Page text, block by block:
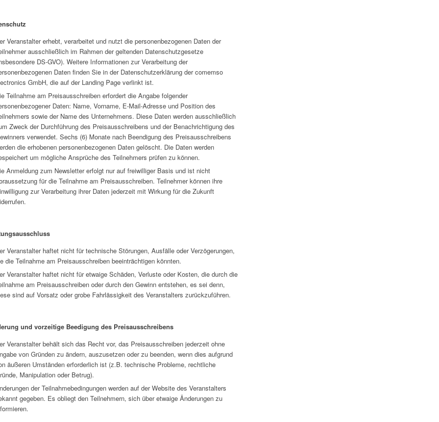
Veranstalter erhebt, verarbeitet und nutzt die personenbezogenen Daten der
ausschließlich im Rahmen der geltenden Datenschutzgesetze
DS-GVO). Weitere Informationen zur Verarbeitung der
Daten finden Sie in der Datenschutzerklärung der comemso
GmbH, die auf der Landing Page verlinkt ist.
Teilnahme am Preisausschreiben erfordert die Angabe folgender
Daten: Name, Vorname, E-Mail-Adresse und Position des
sowie der Name des Unternehmens. Diese Daten werden ausschließlich
Zweck der Durchführung des Preisausschreibens und der Benachrichtigung des
verwendet. Sechs (6) Monate nach Beendigung des Preisausschreibens
die erhobenen personenbezogenen Daten gelöscht. Die Daten werden
um mögliche Ansprüche des Teilnehmers prüfen zu können.
Anmeldung zum Newsletter erfolgt nur auf freiwilliger Basis und ist nicht
für die Teilnahme am Preisausschreiben. Teilnehmer können ihre
zur Verarbeitung ihrer Daten jederzeit mit Wirkung für die Zukunft
Veranstalter haftet nicht für technische Störungen, Ausfälle oder Verzögerungen,
die Teilnahme am Preisausschreiben beeinträchtigen könnten.
Veranstalter haftet nicht für etwaige Schäden, Verluste oder Kosten, die durch die
am Preisausschreiben oder durch den Gewinn entstehen, es sei denn,
sind auf Vorsatz oder grobe Fahrlässigkeit des Veranstalters zurückzuführen.
und vorzeitige Beedigung des Preisausschreibens
Veranstalter behält sich das Recht vor, das Preisausschreiben jederzeit ohne
von Gründen zu ändern, auszusetzen oder zu beenden, wenn dies aufgrund
äußeren Umständen erforderlich ist (z.B. technische Probleme, rechtliche
Manipulation oder Betrug).
der Teilnahmebedingungen werden auf der Website des Veranstalters
gegeben. Es obliegt den Teilnehmern, sich über etwaige Änderungen zu